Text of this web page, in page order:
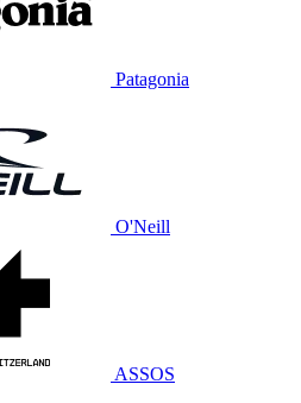
Patagonia
O'Neill
ASSOS